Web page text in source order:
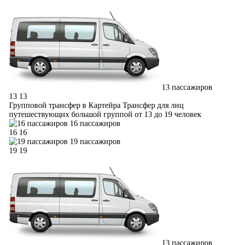
13 пассажиров
13 13
Групповой трансфер в Картейра Трансфер для лиц
путешествующих большой группой от 13 до 19 человек
16 пассажиров
16 16
19 пассажиров
19 19
13 пассажиров